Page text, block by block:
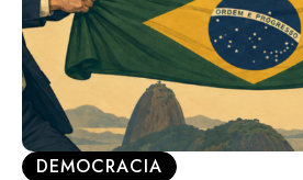
DEMOCRACIA